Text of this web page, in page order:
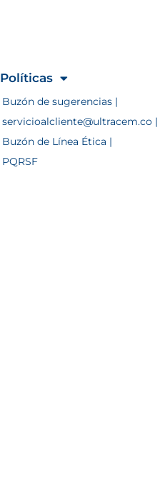
Políticas
Buzón de sugerencias |
servicioalcliente@ultracem.co |
Buzón de Línea Ética |
PQRSF